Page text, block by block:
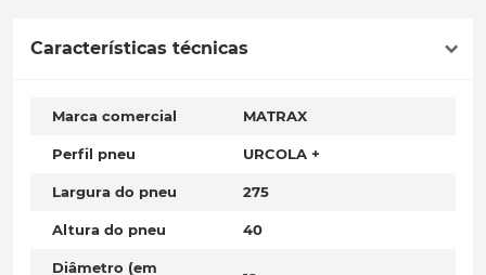
Características técnicas
Marca comercial MATRAX
Perfil pneu URCOLA +
Largura do pneu 275
Altura do pneu 40
Diâmetro (em